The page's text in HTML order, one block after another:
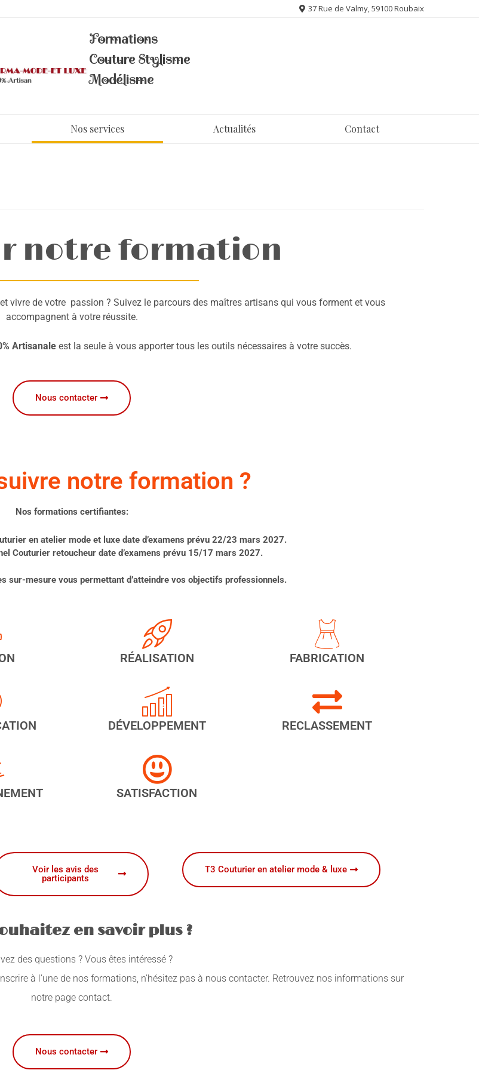
37 Rue de Valmy, 59100 Roubaix
Formations
Couture Stylisme
Modélisme
Nos services Actualités Contact
notre formation
vivre de votre passion ? Suivez le parcours des maîtres artisans qui vous forment et vous
accompagnent à votre réussite.
Artisanale est la seule à vous apporter tous les outils nécessaires à votre succès.
Nous contacter
notre formation ?
Nos formations certifiantes:
en atelier mode et luxe date d’examens prévu 22/23 mars 2027.
Couturier retoucheur date d’examens prévu 15/17 mars 2027.
sur-mesure vous permettant d’atteindre vos objectifs professionnels.
RÉALISATION FABRICATION
DÉVELOPPEMENT
SATISFACTION
RECLASSEMENT
Voir les avis des
participants
T3 Couturier en atelier mode & luxe
en savoir plus ?
des questions ? Vous êtes intéressé ?
à l’une de nos formations, n’hésitez pas à nous contacter. Retrouvez nos informations sur
notre page contact.
Nous contacter